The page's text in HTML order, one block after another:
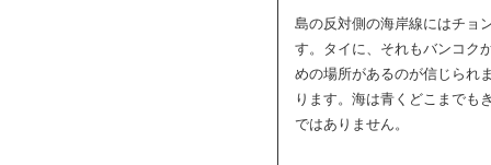
島の反対側の海岸線にはチョ
す。タイに、それもバンコク
めの場所があるのが信じられ
ります。海は青くどこまでも
ではありません。